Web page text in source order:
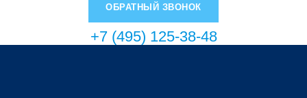
ОБРАТНЫЙ ЗВОНОК
+7 (495) 125-38-48